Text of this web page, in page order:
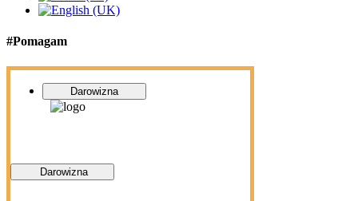
#Pomagam
Darowizna
Darowizna